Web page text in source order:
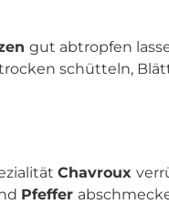
gut abtropfen
schütteln,
Chavroux
Pfeffer